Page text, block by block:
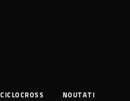
CICLOCROSS NOUTATI